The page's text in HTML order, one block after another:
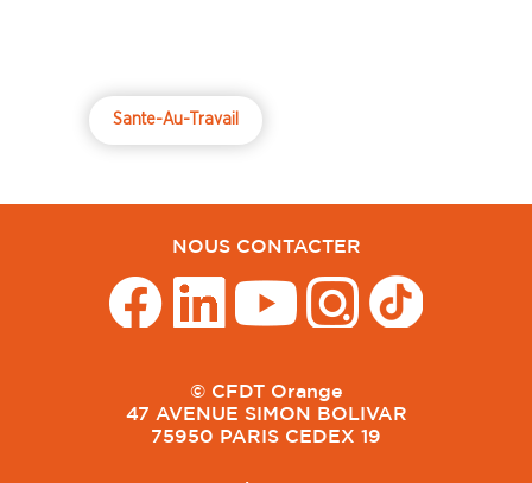
Sante-Au-Travail
NOUS CONTACTER
© CFDT Orange
47 AVENUE SIMON BOLIVAR
75950 PARIS CEDEX 19